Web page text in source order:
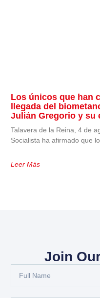
Los únicos que han
llegada del
Julián Gregorio y su
Talavera de la Reina, 4 de
Socialista ha afirmado que
Leer Más
Join